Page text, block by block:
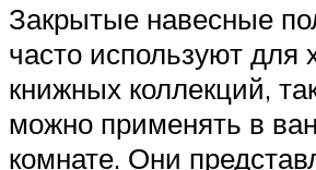
Закрытые навесные
часто используют для
книжных коллекций,
можно применять в
комнате. Они